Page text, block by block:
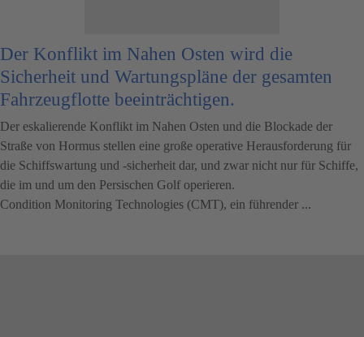
Der Konflikt im Nahen Osten wird die
Sicherheit und Wartungspläne der gesamten
Fahrzeugflotte beeinträchtigen.
Der eskalierende Konflikt im Nahen Osten und die Blockade der
Straße von Hormus stellen eine große operative Herausforderung für
die Schiffswartung und -sicherheit dar, und zwar nicht nur für Schiffe,
die im und um den Persischen Golf operieren.
Condition Monitoring Technologies (CMT), ein führender ...